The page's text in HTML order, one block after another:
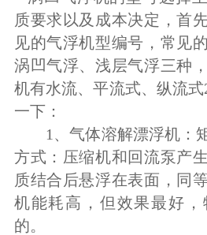
质要求以及成本决定，首
见的气浮机型编号，常见
涡凹气浮、浅层气浮三种
机有水流、平流式、纵流
一下：
1、气体溶解漂浮机：
方式：压缩机和回流泵产
质结合后悬浮在表面，同
机能耗高，但效果最好
的。